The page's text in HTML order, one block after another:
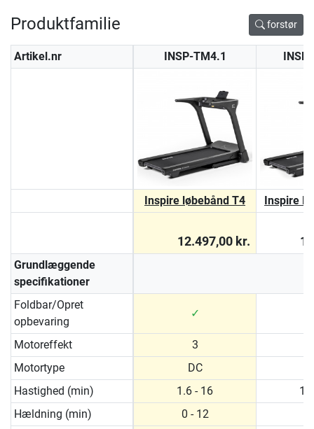
Produktfamilie forstør
Artikel.nr INSP-TM4.1
Inspire løbebånd T4 Inspire
12.497,00 kr.
Grundlæggende
specifikationer
Foldbar/Opret
opbevaring
✓
Motoreffekt
3
Motortype
DC
Hastighed (min)
1.6 - 16
Hældning (min)
0 - 12